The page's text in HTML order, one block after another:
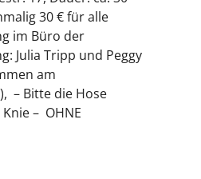
30 € für alle
im Büro der
Julia Tripp und Peggy
am
– Bitte die Hose
– OHNE